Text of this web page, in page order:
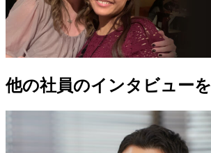
他の社員のインタビュー